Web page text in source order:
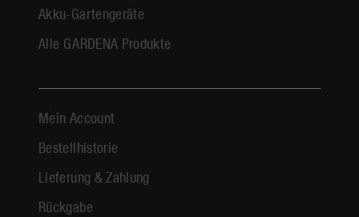
Akku-Gartengeräte
Alle GARDENA Produkte
Mein Account
Bestellhistorie
Lieferung & Zahlung
Rückgabe